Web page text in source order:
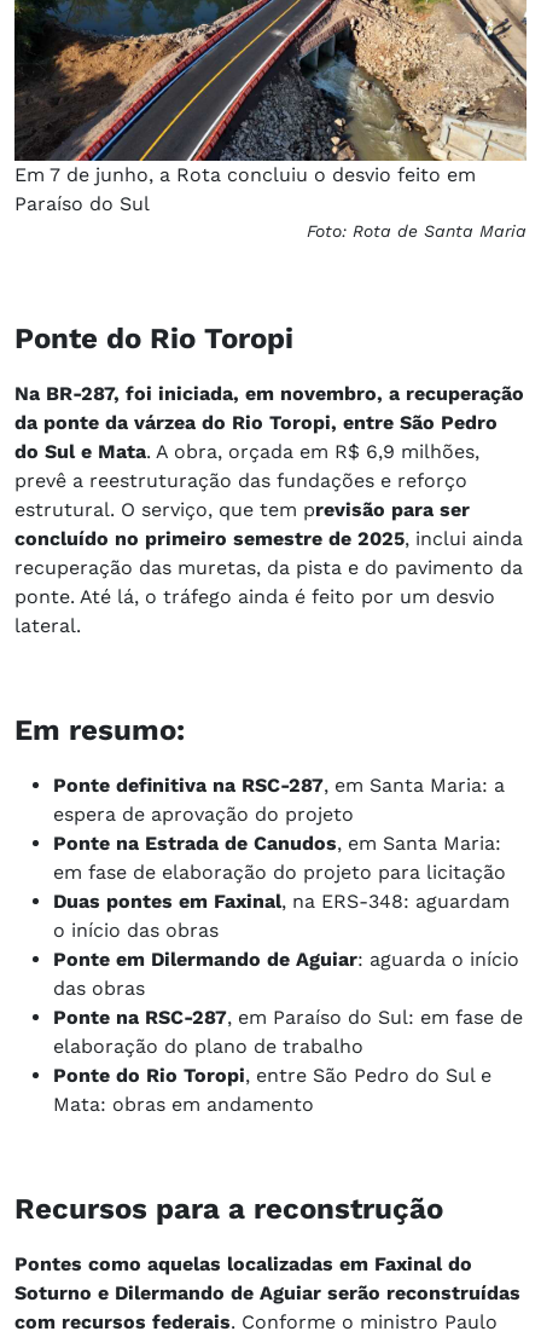
Em 7 de junho, a Rota concluiu o desvio feito em
Paraíso do Sul
Foto: Rota de Santa Maria
Ponte do Rio Toropi
Na BR-287, foi iniciada, em novembro, a recuperação
da ponte da várzea do Rio Toropi, entre São Pedro
do Sul e Mata. A obra, orçada em R$ 6,9 milhões,
prevê a reestruturação das fundações e reforço
estrutural. O serviço, que tem previsão para ser
concluído no primeiro semestre de 2025, inclui ainda
recuperação das muretas, da pista e do pavimento da
ponte. Até lá, o tráfego ainda é feito por um desvio
lateral.
Em resumo:
Ponte definitiva na RSC-287, em Santa Maria: a
espera de aprovação do projeto
Ponte na Estrada de Canudos, em Santa Maria:
em fase de elaboração do projeto para licitação
Duas pontes em Faxinal, na ERS-348: aguardam
o início das obras
Ponte em Dilermando de Aguiar: aguarda o início
das obras
Ponte na RSC-287, em Paraíso do Sul: em fase de
elaboração do plano de trabalho
Ponte do Rio Toropi, entre São Pedro do Sul e
Mata: obras em andamento
Recursos para a reconstrução
Pontes como aquelas localizadas em Faxinal do
Soturno e Dilermando de Aguiar serão reconstruídas
com recursos federais. Conforme o ministro Paulo